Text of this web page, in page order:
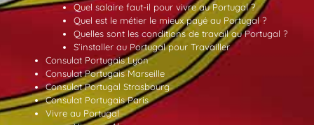
Quel salaire faut-il pour vivre au Portugal ?
Quel est le métier le mieux payé au Portugal ?
Quelles sont les conditions de travail au Portugal ?
S’installer au Portugal pour Travailler
Consulat Portugais Lyon
Consulat Portugais Marseille
Consulat Portugal Strasbourg
Consulat Portugais Paris
Vivre au Portugal